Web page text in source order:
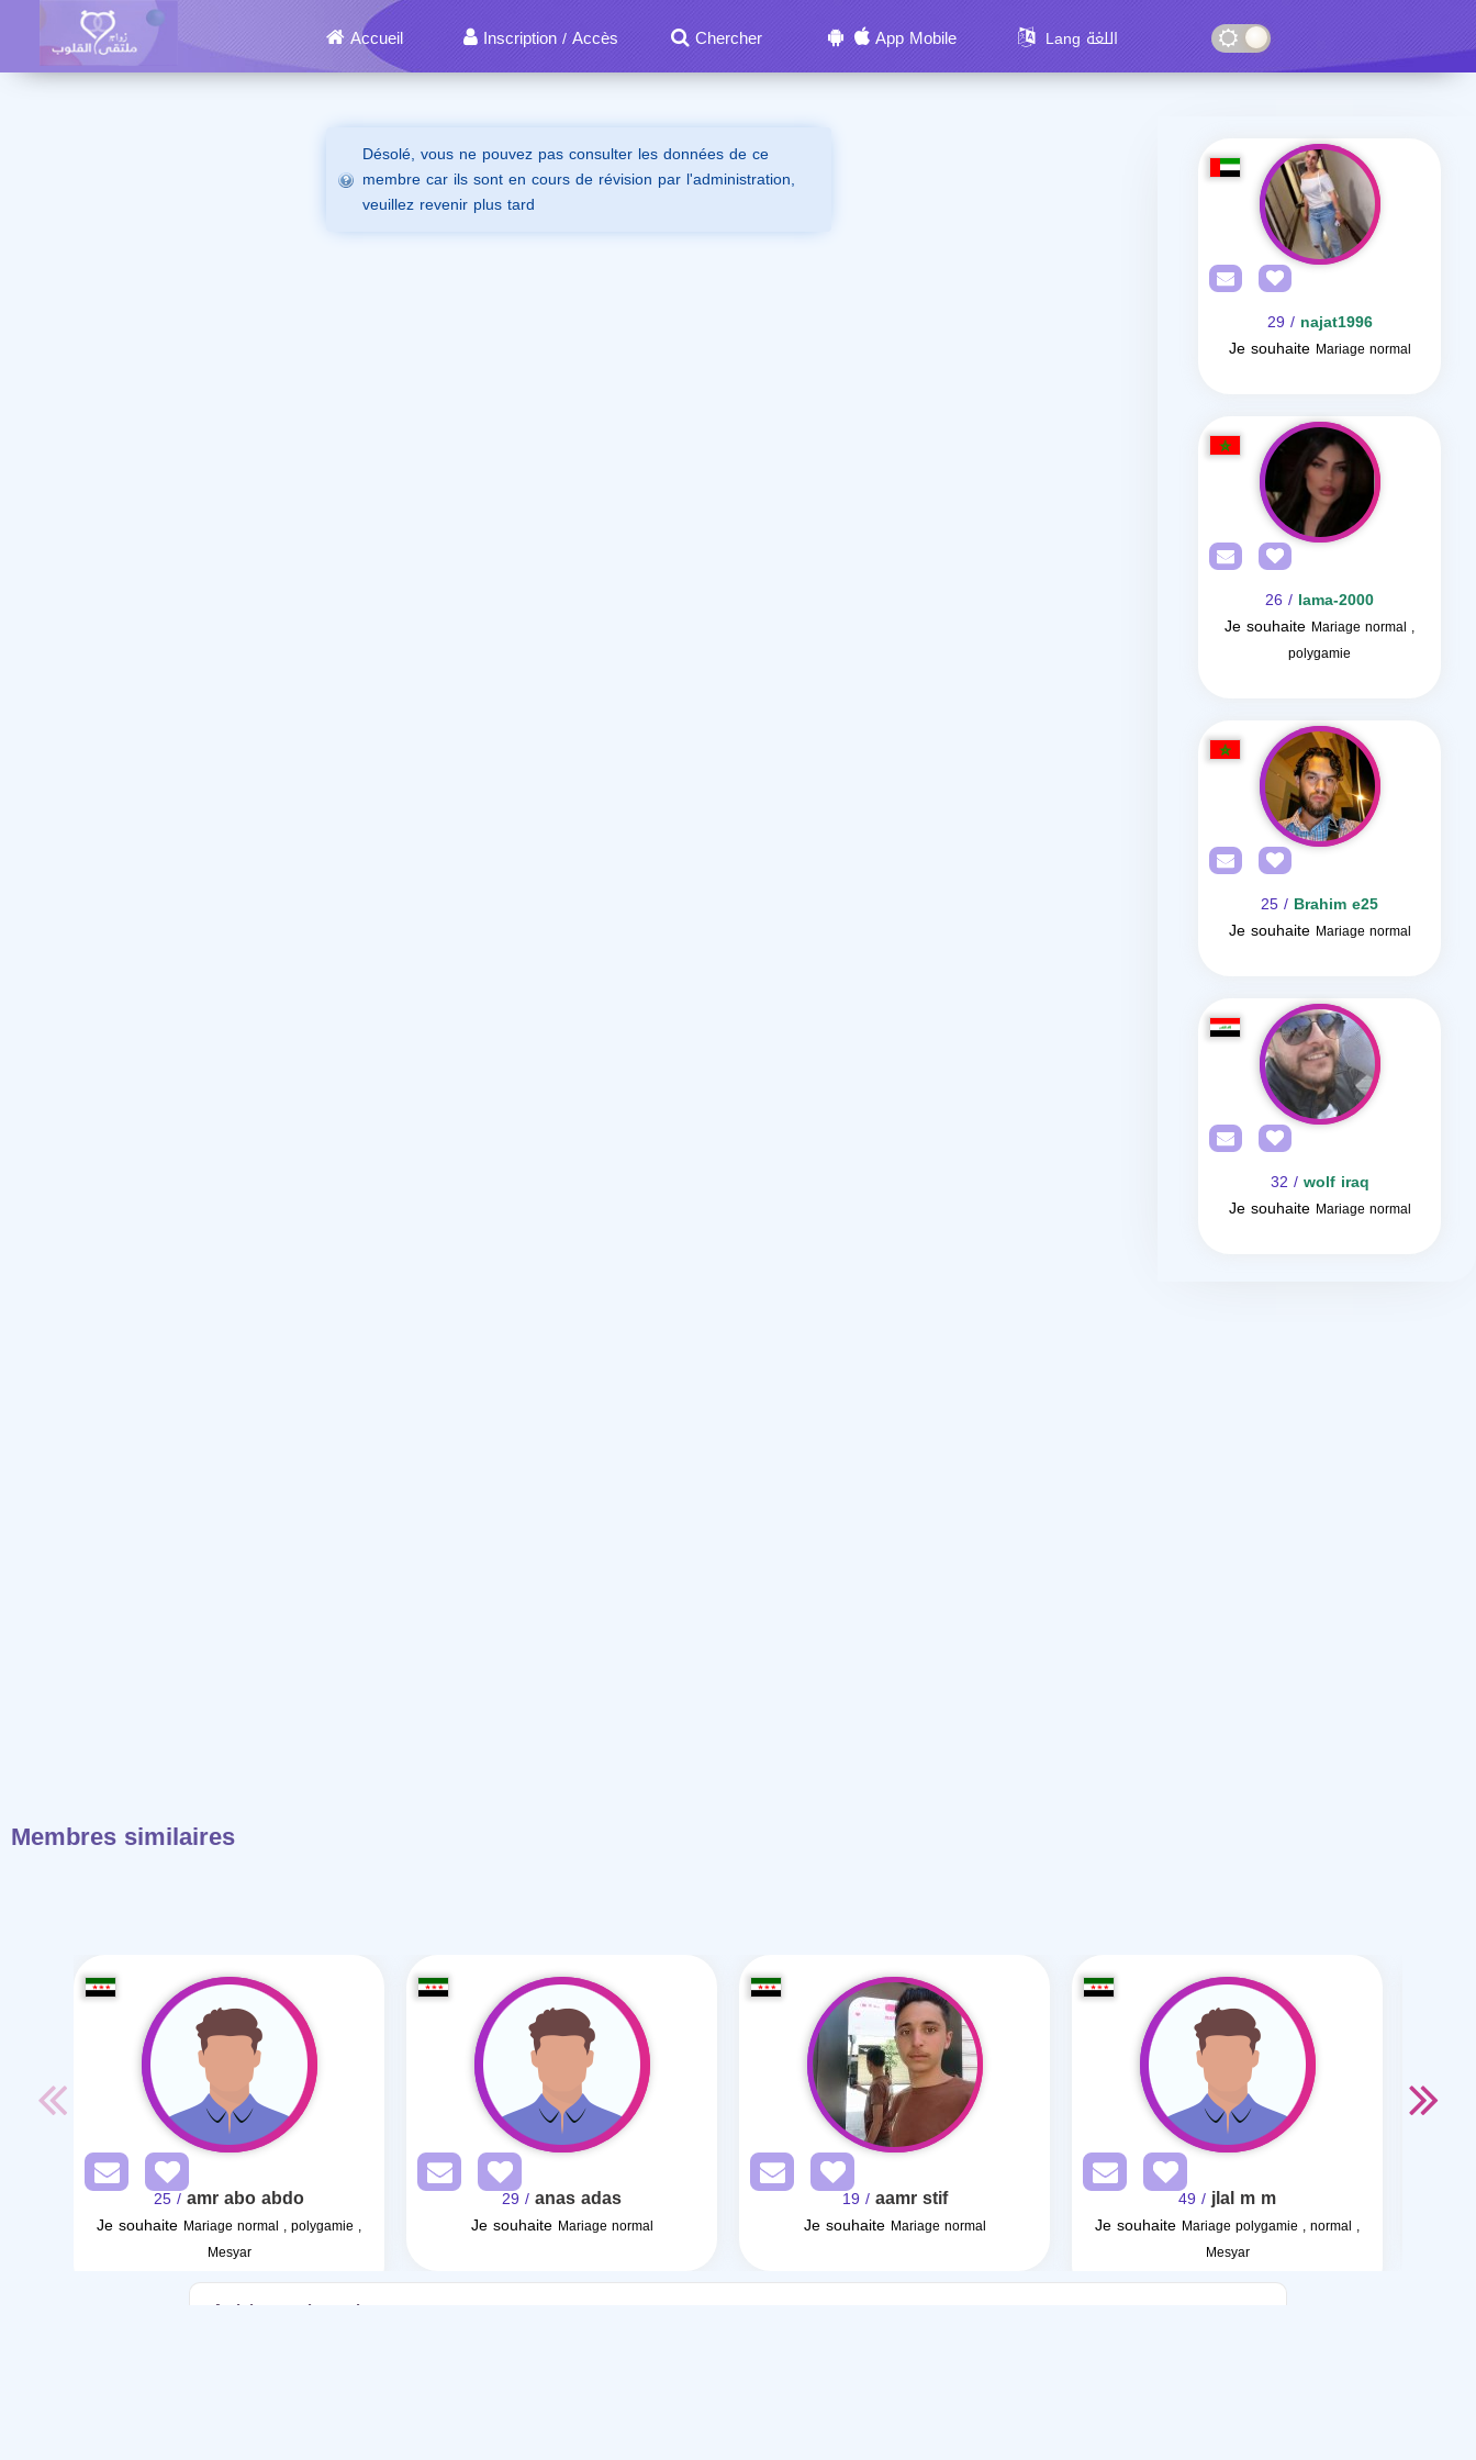
Accueil Inscription / Accès Chercher App Mobile Lang اللغة
Désolé, vous ne pouvez pas consulter les données de ce
membre car ils sont en cours de révision par l'administration,
veuillez revenir plus tard
najat1996
/ 29
Je souhaite Mariage normal
lama-2000
/ 26
Je souhaite Mariage normal ,
polygamie
Brahim e25
/ 25
Je souhaite Mariage normal
wolf iraq
/ 32
Je souhaite Mariage normal
Membres similaires
amr abo abdo
/ 25
Je souhaite Mariage normal , polygamie ,
Mesyar
anas adas
/ 29
Je souhaite Mariage normal
aamr stif
/ 19
Je souhaite Mariage normal
jlal m m
/ 49
Je souhaite Mariage polygamie , normal ,
Mesyar
Articles sur le mariage